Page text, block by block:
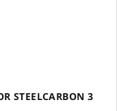
STEELCARBON 3